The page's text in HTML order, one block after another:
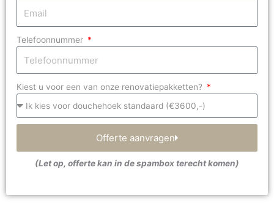
Telefoonnummer
Kiest u voor een van onze renovatiepakketten?
Offerte aanvragen
(Let op, offerte kan in de spambox terecht komen)